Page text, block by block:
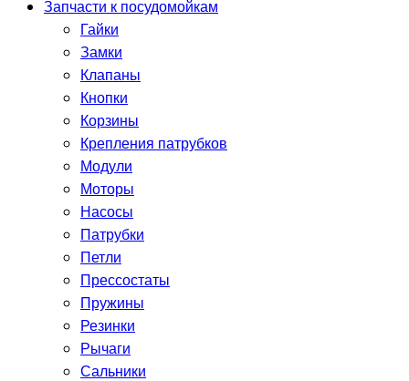
Запчасти к посудомойкам
Гайки
Замки
Клапаны
Кнопки
Корзины
Крепления патрубков
Модули
Моторы
Насосы
Патрубки
Петли
Прессостаты
Пружины
Резинки
Рычаги
Сальники